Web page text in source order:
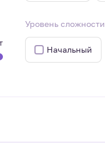
Уровень сложности
Начальный